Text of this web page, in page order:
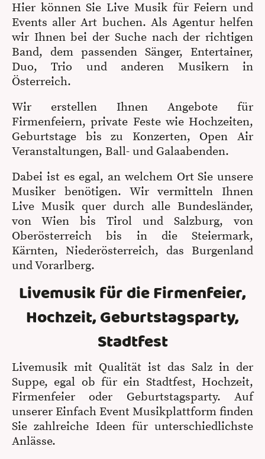
Hier können Sie Live Musik für Feiern und
Events aller Art buchen. Als Agentur helfen
wir Ihnen bei der Suche nach der richtigen
Band, dem passenden Sänger, Entertainer,
Duo, Trio und anderen Musikern in
Österreich.
Wir erstellen Ihnen Angebote für
Firmenfeiern, private Feste wie Hochzeiten,
Geburtstage bis zu Konzerten, Open Air
Veranstaltungen, Ball- und Galaabenden.
Dabei ist es egal, an welchem Ort Sie unsere
Musiker benötigen. Wir vermitteln Ihnen
Live Musik quer durch alle Bundesländer,
von Wien bis Tirol und Salzburg, von
Oberösterreich bis in die Steiermark,
Kärnten, Niederösterreich, das Burgenland
und Vorarlberg.
Livemusik für die Firmenfeier,
Hochzeit, Geburtstagsparty,
Stadtfest
Livemusik mit Qualität ist das Salz in der
Suppe, egal ob für ein Stadtfest, Hochzeit,
Firmenfeier oder Geburtstagsparty. Auf
unserer Einfach Event Musikplattform finden
Sie zahlreiche Ideen für unterschiedlichste
Anlässe.